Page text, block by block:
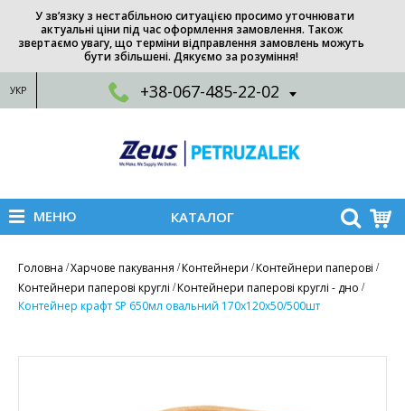
У зв’язку з нестабільною ситуацією просимо уточнювати
актуальні ціни під час оформлення замовлення. Також
звертаємо увагу, що терміни відправлення замовлень можуть
бути збільшені. Дякуємо за розуміння!
УКР +38-067-485-22-02
МЕНЮ КАТАЛОГ
Головна Харчове пакування Контейнери Контейнери паперові
Контейнери паперові круглі Контейнери паперові круглі - дно
Контейнер крафт SP 650мл овальний 170х120x50/500шт